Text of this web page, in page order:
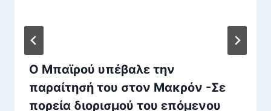
Ο Μπαϊρού υπέβαλε την
παραίτησή του στον Μακρόν -Σε
πορεία διορισμού του επόμενου